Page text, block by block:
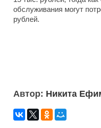
обслуживания могут
рублей.
Автор: Никита